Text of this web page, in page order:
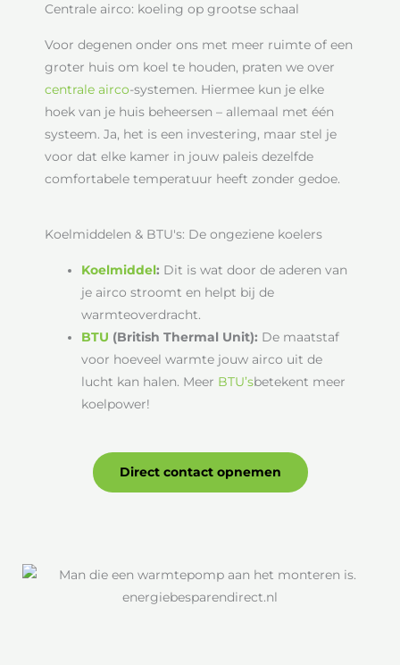
Centrale airco: koeling op grootse schaal
Voor degenen onder ons met meer ruimte of een
groter huis om koel te houden, praten we over
centrale airco-systemen. Hiermee kun je elke
hoek van je huis beheersen – allemaal met één
systeem. Ja, het is een investering, maar stel je
voor dat elke kamer in jouw paleis dezelfde
comfortabele temperatuur heeft zonder gedoe.
Koelmiddelen & BTU's: De ongeziene koelers
Koelmiddel: Dit is wat door de aderen van
je airco stroomt en helpt bij de
warmteoverdracht.
BTU (British Thermal Unit): De maatstaf
voor hoeveel warmte jouw airco uit de
lucht kan halen. Meer BTU’sbetekent meer
koelpower!
Direct contact opnemen